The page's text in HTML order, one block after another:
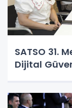
SATSO 31.
Dijital